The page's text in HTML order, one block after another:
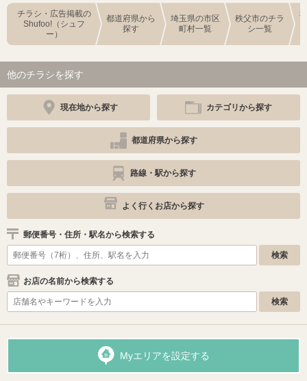
チラシ・広告掲載の
Shufoo!（シュフ
ー）
都道府県から
探す
埼玉県の市区
町村一覧
秩父市のチラ
シ一覧
他のチラシを探す
現在地から探す カテゴリから探す
都道府県から探す
路線・駅から探す
よく行くお店から探す
郵便番号・住所・駅名から検索する
お店の名前から検索する
Myエリアを設定する